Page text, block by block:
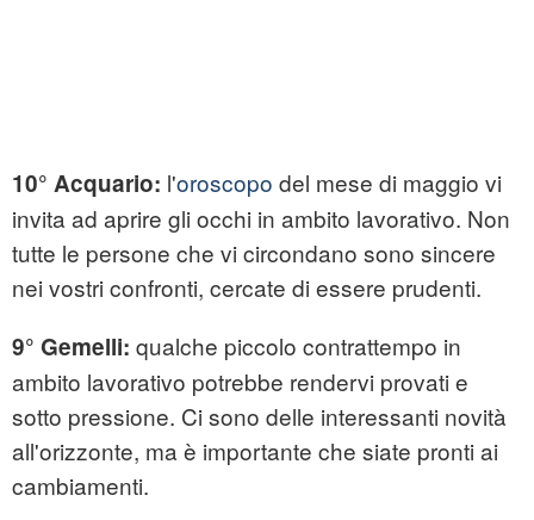
10° Acquario: l'oroscopo del mese di maggio vi
invita ad aprire gli occhi in ambito lavorativo. Non
tutte le persone che vi circondano sono sincere
nei vostri confronti, cercate di essere prudenti.
9° Gemelli: qualche piccolo contrattempo in
ambito lavorativo potrebbe rendervi provati e
sotto pressione. Ci sono delle interessanti novità
all'orizzonte, ma è importante che siate pronti ai
cambiamenti.